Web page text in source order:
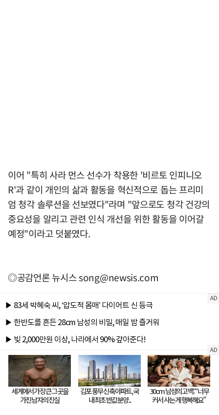
이어 "특히 사라 먼스 선수가 착용한 '비르토 인피니오
R'과 같이 개인의 삶과 활동을 혁신적으로 돕는 프리미
엄 청각 솔루션을 선보였다"라며 "앞으로도 청각 건강의
중요성을 알리고 관련 인식 개선을 위한 활동을 이어갈
예정"이라고 덧붙였다.
◎공감언론 뉴시스song@newsis.com